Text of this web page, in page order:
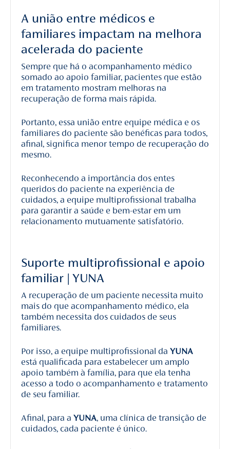
A união entre médicos e
familiares impactam na melhora
acelerada do paciente
Sempre que há o acompanhamento médico
somado ao apoio familiar, pacientes que estão
em tratamento mostram melhoras na
recuperação de forma mais rápida.
Portanto, essa união entre equipe médica e os
familiares do paciente são benéficas para todos,
afinal, significa menor tempo de recuperação do
mesmo.
Reconhecendo a importância dos entes
queridos do paciente na experiência de
cuidados, a equipe multiprofissional trabalha
para garantir a saúde e bem-estar em um
relacionamento mutuamente satisfatório.
Suporte multiprofissional e apoio
familiar | YUNA
A recuperação de um paciente necessita muito
mais do que acompanhamento médico, ela
também necessita dos cuidados de seus
familiares.
Por isso, a equipe multiprofissional da YUNA
está qualificada para estabelecer um amplo
apoio também à família, para que ela tenha
acesso a todo o acompanhamento e tratamento
de seu familiar.
Afinal, para a YUNA, uma clínica de transição de
cuidados, cada paciente é único.